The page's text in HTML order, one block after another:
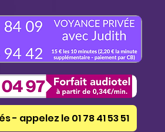
- appelez le 01 78 41 53 51